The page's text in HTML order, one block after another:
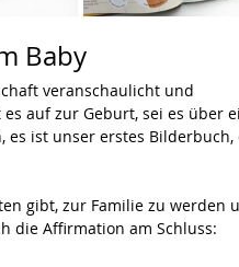
Baby
veranschaulicht und
auf zur Geburt, sei es über
ist unser erstes Bilderbuch,
gibt, zur Familie zu werden
die Affirmation am Schluss: